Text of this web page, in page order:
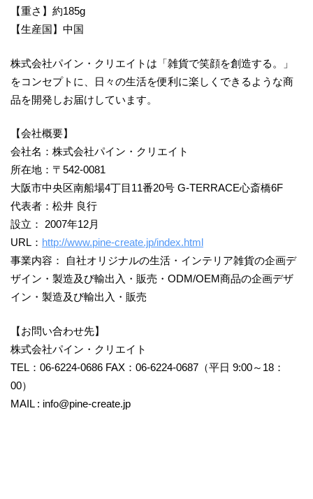
【重さ】約185g
【生産国】中国
株式会社パイン・クリエイトは「雑貨で笑顔を創造する。」
をコンセプトに、日々の生活を便利に楽しくできるような商
品を開発しお届けしています。
【会社概要】
会社名：株式会社パイン・クリエイト
所在地：〒542-0081
大阪市中央区南船場4丁目11番20号 G-TERRACE心斎橋6F
代表者：松井 良行
設立： 2007年12月
URL： http://www.pine-create.jp/index.html
事業内容： 自社オリジナルの生活・インテリア雑貨の企画デ
ザイン・製造及び輸出入・販売・ODM/OEM商品の企画デザ
イン・製造及び輸出入・販売
【お問い合わせ先】
株式会社パイン・クリエイト
TEL：06-6224-0686 FAX：06-6224-0687（平日 9:00～18：
00）
MAIL : info@pine-create.jp